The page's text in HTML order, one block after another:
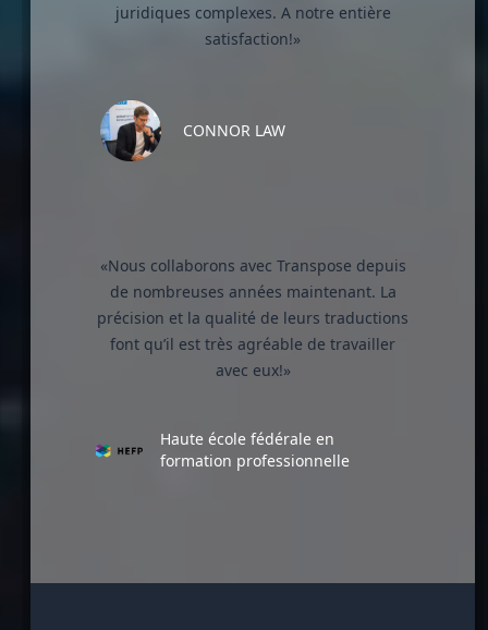
juridiques complexes. A notre entière
satisfaction!»
CONNOR LAW
«Nous collaborons avec Transpose depuis
de nombreuses années maintenant. La
précision et la qualité de leurs traductions
font qu’il est très agréable de travailler
avec eux!»
Haute école fédérale en
formation professionnelle